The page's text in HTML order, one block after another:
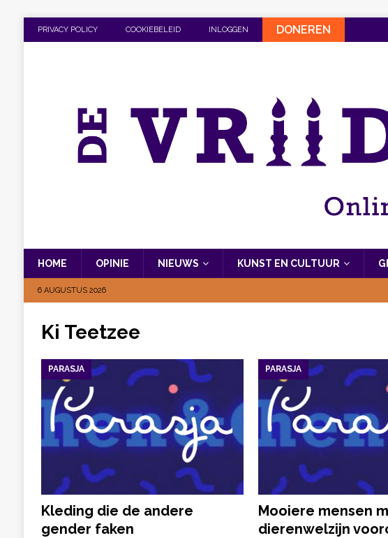
PRIVACY POLICY COOKIEBELEID INLOGGEN DONEREN
HOME OPINIE NIEUWS KUNST EN CULTUUR
6 AUGUSTUS 2026
Ki Teetzee
PARASJA
Kleding die de andere
gender faken
PARASJA
Mooiere mensen
dierenwelzijn